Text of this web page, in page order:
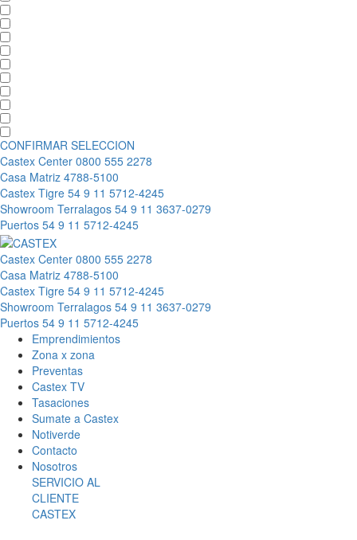
CONFIRMAR SELECCION
Castex Center 0800 555 2278
Casa Matriz 4788-5100
Castex Tigre 54 9 11 5712-4245
Showroom Terralagos 54 9 11 3637-0279
Puertos 54 9 11 5712-4245
Castex Center 0800 555 2278
Casa Matriz 4788-5100
Castex Tigre 54 9 11 5712-4245
Showroom Terralagos 54 9 11 3637-0279
Puertos 54 9 11 5712-4245
Emprendimientos
Zona x zona
Preventas
Castex TV
Tasaciones
Sumate a Castex
Notiverde
Contacto
Nosotros
SERVICIO AL
CLIENTE
CASTEX